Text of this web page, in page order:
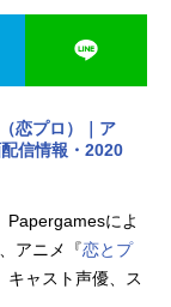
一覧
恋プロ）｜ア
信情報・2020
Papergamesによ
アニメ『恋とプ
キャスト声優、ス